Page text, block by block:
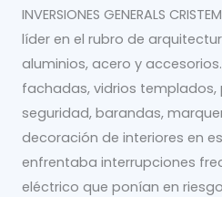
INVERSIONES GENERALS
líder en el rubro de
aluminios, acero y
fachadas, vidrios templados,
seguridad, barandas,
decoración de interiores en
enfrentaba interrupciones
eléctrico que ponían en